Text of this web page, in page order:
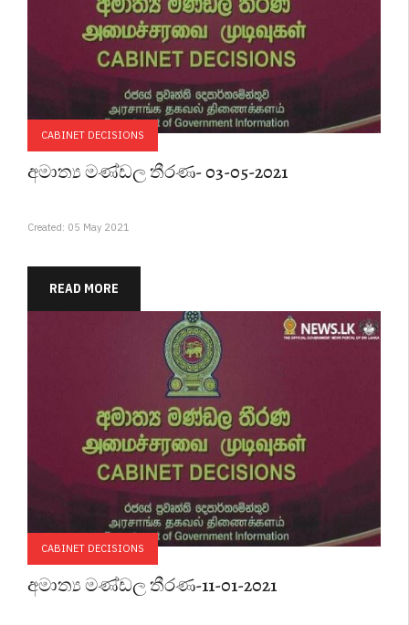
CABINET DECISIONS
අමාත්‍ය මණ්ඩල තීරණ- 03-05-2021
Created: 05 May 2021
READ MORE
CABINET DECISIONS
අමාත්‍ය මණ්ඩල තීරණ-11-01-2021